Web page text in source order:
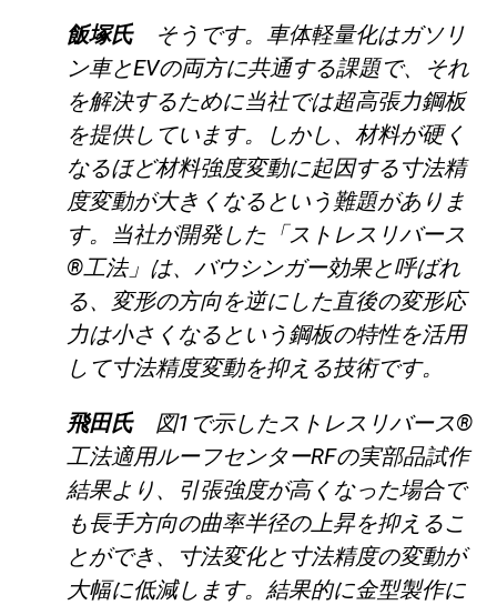
飯塚氏そうです。車体軽量化はガソリ
ン車とEVの両方に共通する課題で、それ
を解決するために当社では超高張力鋼板
を提供しています。しかし、材料が硬く
なるほど材料強度変動に起因する寸法精
度変動が大きくなるという難題がありま
す。当社が開発した「ストレスリバース
®工法」は、バウシンガー効果と呼ばれ
る、変形の方向を逆にした直後の変形応
力は小さくなるという鋼板の特性を活用
して寸法精度変動を抑える技術です。
飛田氏図1で示したストレスリバース®
工法適用ルーフセンターRFの実部品試作
結果より、引張強度が高くなった場合で
も長手方向の曲率半径の上昇を抑えるこ
とができ、寸法変化と寸法精度の変動が
大幅に低減します。結果的に金型製作に